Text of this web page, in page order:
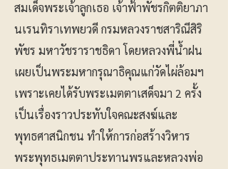
สมเด็จพระเจ้าลูกเธอ เจ้าฟ้าพัชรกิตติยาภา
นเรนทิราเทพยวดี กรมหลวงราชสาริณีสิริ
พัชร มหาวัชราราชธิดา โดยหลวงพี่น้ำฝน
เผยเป็นพระมหากรุณาธิคุณแก่วัดไผ่ล้อมฯ
เพราะเคยได้รับพระเมตตาเสด็จมา 2 ครั้ง
เป็นเรื่องราวประทับใจคณะสงฆ์และ
พุทธศาสนิกชน ทำให้การก่อสร้างวิหาร
พระพุทธเมตตาประทานพรและหลวงพ่อ